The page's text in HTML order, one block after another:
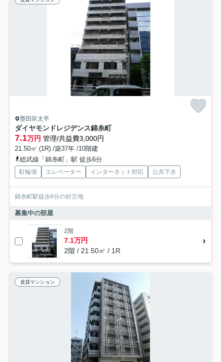
墨田区太平
ダイヤモンドレジデンス錦糸町
7.1万円 管理/共益費3,000円
21.50㎡ (1R) /築37年 /10階建
総武線「錦糸町」駅 徒歩6分
駐輪場 エレベーター インターネット対応 公共下水
錦糸町駅徒歩6分の好立地
募集中の部屋
2階
7.1万円
2階 / 21.50㎡ / 1R
賃貸マンション